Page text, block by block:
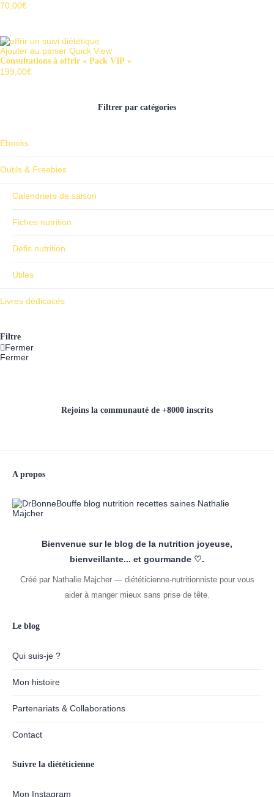
70,00€
Ajouter au panier Quick View
Consultations à offrir « Pack VIP »
199,00€
Filtrer par catégories
Ebooks
Outils & Freebies
Calendriers de saison
Fiches nutrition
Défis nutrition
Utiles
Livres dédicacés
Filtre
Fermer
Fermer
Rejoins la communauté de +8000 inscrits
A propos
Bienvenue sur le blog de la nutrition joyeuse,
bienveillante... et gourmande ♡.
Créé par Nathalie Majcher — diététicienne-nutritionniste pour vous
aider à manger mieux sans prise de tête.
Le blog
Qui suis-je ?
Mon histoire
Partenariats & Collaborations
Contact
Suivre la diététicienne
Mon Instagram